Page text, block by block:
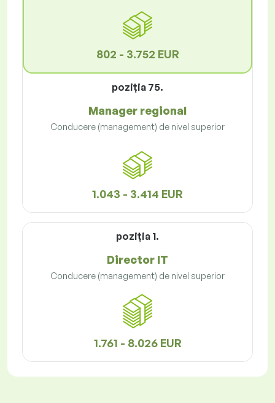
802 - 3.752 EUR
poziţia 75.
Manager regional
Conducere (management) de nivel superior
1.043 - 3.414 EUR
poziţia 1.
Director IT
Conducere (management) de nivel superior
1.761 - 8.026 EUR